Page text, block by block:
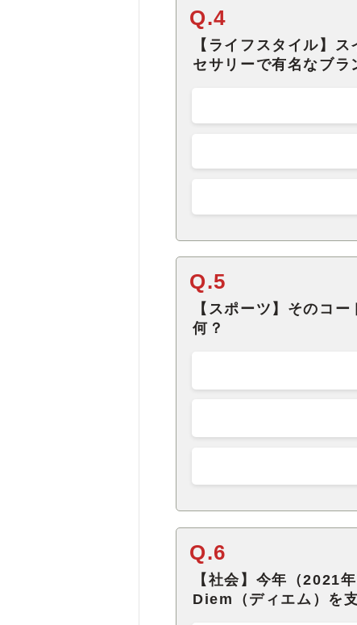
Q.4
【ライフスタイル】
セサリーで有名なブラ
Q.5
【スポーツ】そのコ
何？
Q.6
【社会】今年（2021
Diem（ディエム）を